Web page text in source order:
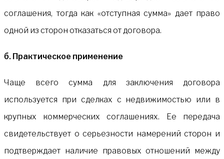
соглашения, тогда как «отступная сумма» дает право
одной из сторон отказаться от договора.
б. Практическое применение
Чаще всего сумма для заключения договора
используется при сделках с недвижимостью или в
крупных коммерческих соглашениях. Ее передача
свидетельствует о серьезности намерений сторон и
подтверждает наличие правовых отношений между